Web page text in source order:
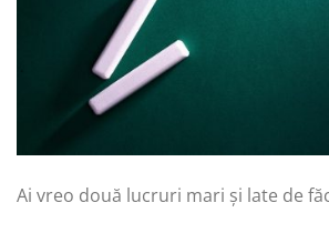
Ai vreo două lucruri mari și late de